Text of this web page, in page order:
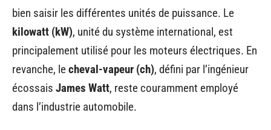
bien saisir les différentes unités de puissance. Le
kilowatt (kW), unité du système international, est
principalement utilisé pour les moteurs électriques. En
revanche, lecheval-vapeur (ch), défini par l’ingénieur
écossais James Watt, reste couramment employé
dans l’industrie automobile.